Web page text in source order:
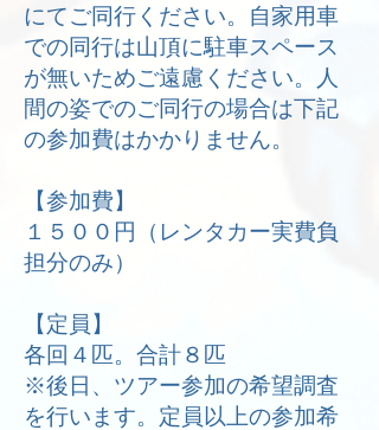
にてご同行ください。自家用車
での同行は山頂に駐車スペース
が無いためご遠慮ください。人
間の姿でのご同行の場合は下記
の参加費はかかりません。
【参加費】
１５００円（レンタカー実費負
担分のみ）
【定員】
各回４匹。合計８匹
※後日、ツアー参加の希望調査
を行います。定員以上の参加希